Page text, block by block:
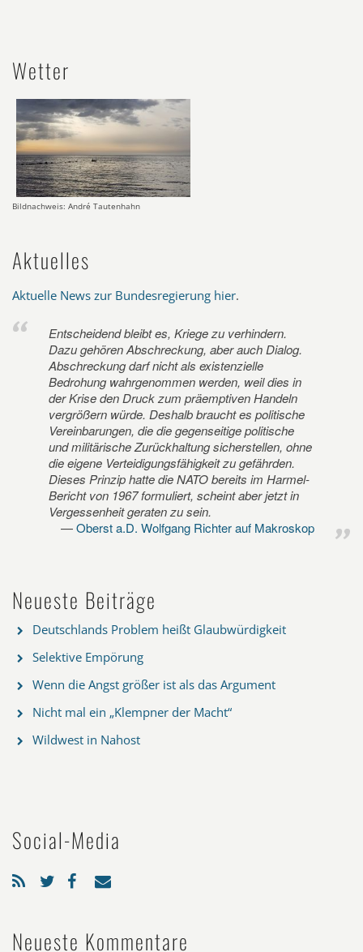
Wetter
Bildnachweis: André Tautenhahn
Aktuelles
Aktuelle News zur Bundesregierung hier.
Entscheidend bleibt es, Kriege zu verhindern.
Dazu gehören Abschreckung, aber auch Dialog.
Abschreckung darf nicht als existenzielle
Bedrohung wahrgenommen werden, weil dies in
der Krise den Druck zum präemptiven Handeln
vergrößern würde. Deshalb braucht es politische
Vereinbarungen, die die gegenseitige politische
und militärische Zurückhaltung sicherstellen, ohne
die eigene Verteidigungsfähigkeit zu gefährden.
Dieses Prinzip hatte die NATO bereits im Harmel-
Bericht von 1967 formuliert, scheint aber jetzt in
Vergessenheit geraten zu sein.
Oberst a.D. Wolfgang Richter auf Makroskop
Neueste Beiträge
Deutschlands Problem heißt Glaubwürdigkeit
Selektive Empörung
Wenn die Angst größer ist als das Argument
Nicht mal ein „Klempner der Macht“
Wildwest in Nahost
Social-Media
Neueste Kommentare